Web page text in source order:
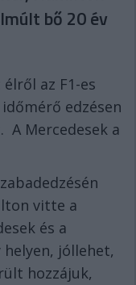
bő 20 év
az F1-es
edzésen
A Mercedesek a
vitte a
és a
helyen, jóllehet,
hozzájuk,